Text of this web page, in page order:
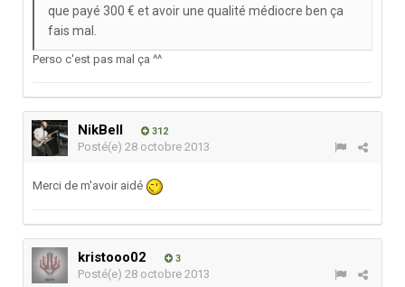
que payé 300 € et avoir une qualité médiocre ben ça
fais mal.
Perso c'est pas mal ça ^^
NikBell 312
Posté(e) 28 octobre 2013
Merci de m'avoir aidé
kristooo02 3
Posté(e) 28 octobre 2013